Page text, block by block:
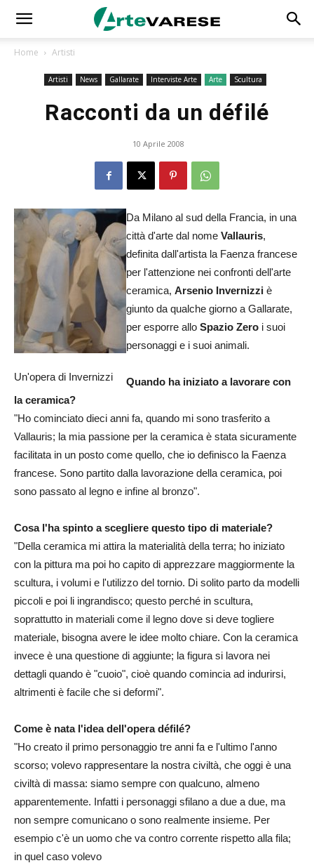
Home Artisti
Artisti News Gallarate Interviste Arte Arte Scultura
Racconti da un défilé
10 Aprile 2008
Un'opera di Invernizzi
Da Milano al sud della Francia, in una
città d'arte dal nome Vallauris,
definita dall'artista la Faenza francese
per l'attenzione nei confronti dell'arte
ceramica, Arsenio Invernizzi è
giunto da qualche giorno a Gallarate,
per esporre allo Spazio Zero i suoi
personaggi e i suoi animali.
Quando ha iniziato a lavorare con
la ceramica?
"Ho cominciato dieci anni fa, quando mi sono trasferito a
Vallauris; la mia passione per la ceramica è stata sicuramente
facilitata in un posto come quello, che io definisco la Faenza
francese. Sono partito dalla lavorazione della ceramica, poi
sono passato al legno e infine al bronzo".
Cosa l'ha spinto a scegliere questo tipo di materiale?
"Della ceramica mi attira la materialità della terra; ho iniziato
con la pittura ma poi ho capito di apprezzare maggiormente la
scultura, i volumi e l'utilizzo del tornio. Di solito parto da modelli
piccoli e poi li ingrandisco; questo perché in scultura,
soprattutto in materiali come il legno dove si deve togliere
materiale, bisogna avere le idee molto chiare. Con la ceramica
invece è una questione di aggiunte; la figura si lavora nei
dettagli quando è "cuoio", cioè quando comincia ad indurirsi,
altrimenti è facile che si deformi".
Come è nata l'idea dell'opera défilé?
"Ho creato il primo personaggio tre anni fa e l'ultimo l'anno
scorso; volevo rappresentare la nostra civiltà, che oggi è una
civiltà di massa: siamo sempre con qualcuno, almeno
apparentemente. Infatti i personaggi sfilano a due a due, ma
non sempre comunicano o sono realmente insieme. Per
esempio c'è un uomo che va contro corrente rispetto alla fila;
in quel caso volevo